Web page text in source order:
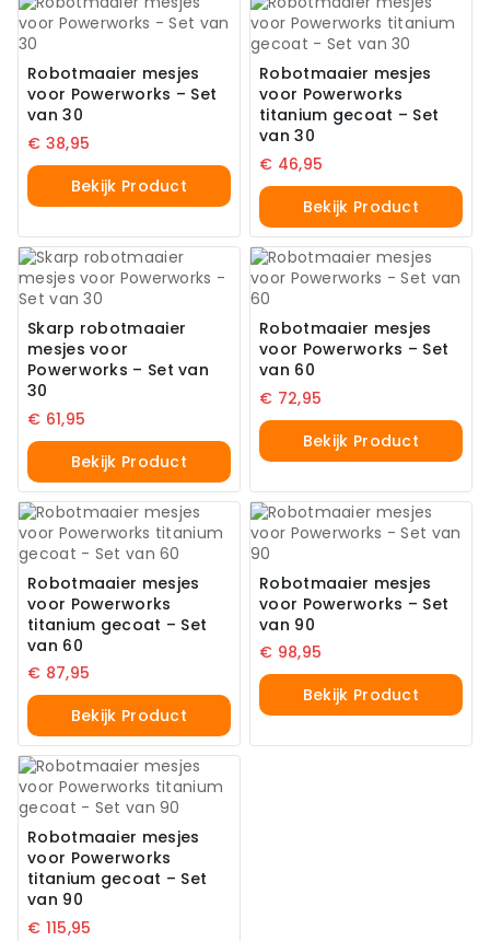
Robotmaaier mesjes
voor Powerworks – Set
van 30
€ 38,95
Bekijk Product
Robotmaaier mesjes
voor Powerworks
titanium gecoat – Set
van 30
€ 46,95
Bekijk Product
Skarp robotmaaier
mesjes voor
Powerworks – Set van
30
€ 61,95
Bekijk Product
Robotmaaier mesjes
voor Powerworks – Set
van 60
€ 72,95
Bekijk Product
Robotmaaier mesjes
voor Powerworks
titanium gecoat – Set
van 60
€ 87,95
Bekijk Product
Robotmaaier mesjes
voor Powerworks – Set
van 90
€ 98,95
Bekijk Product
Robotmaaier mesjes
voor Powerworks
titanium gecoat – Set
van 90
€ 115,95